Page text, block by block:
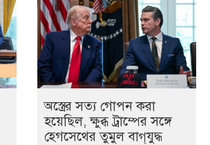
অস্ত্রের সত্য গোপন করা
হয়েছিল, ক্ষুব্ধ ট্রাম্পের সঙ্গে
হেগসেথের তুমুল বাগ্‌যুদ্ধ